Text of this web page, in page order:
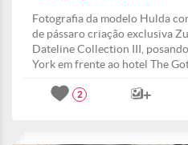
Fotografia da modelo Hulda
de pássaro criação exclusiva
Dateline Collection III,
York em frente ao hotel The
2